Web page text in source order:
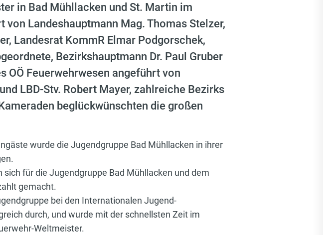
in Bad Mühllacken und St. Martin im
Landeshauptmann Mag. Thomas Stelzer,
Landesrat KommR Elmar Podgorschek,
Bezirkshauptmann Dr. Paul Gruber
OÖ Feuerwehrwesen angeführt von
LBD-Stv. Robert Mayer, zahlreiche Bezirks
beglückwünschten die großen
wurde die Jugendgruppe Bad Mühllacken in ihrer
für die Jugendgruppe Bad Mühllacken und dem
gemacht.
bei den Internationalen Jugend-
durch, und wurde mit der schnellsten Zeit im
Weltmeister.